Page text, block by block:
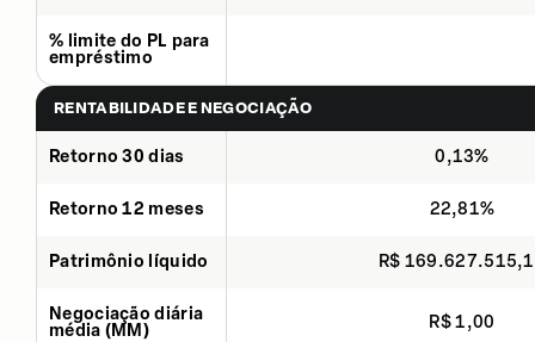
% limite do PL para
empréstimo
RENTABILIDADE E NEGOCIAÇÃO
Retorno 30 dias 0,13%
Retorno 12 meses 22,81%
Patrimônio líquido R$
Negociação diária
média (MM)
R$ 1,00